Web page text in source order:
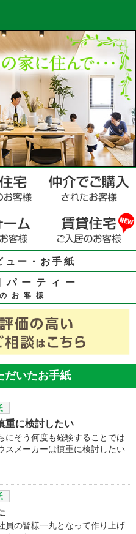
ュー・お手紙
パーティー
お客様
だいたお手紙
重に検討したい
にそう何度も経験することでは
スメーカーは慎重に検討したい
員の皆様一丸となって作り上げ